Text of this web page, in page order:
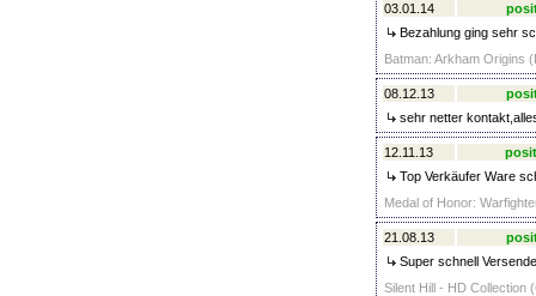
03.01.14
Bezahlung ging sehr
Batman: Arkham Origins
08.12.13
sehr netter
12.11.13
Top Verkäufer Ware
Medal of Honor:
21.08.13
Super schnell
Silent Hill - HD Collection